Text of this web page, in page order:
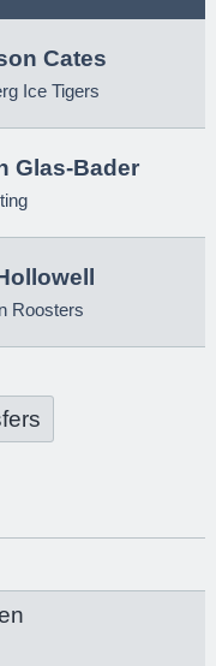
Cates
Ice Tigers
Glas-Bader
Roosters